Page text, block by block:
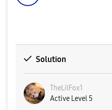
Solution
TheLilFox1
Active Level 5